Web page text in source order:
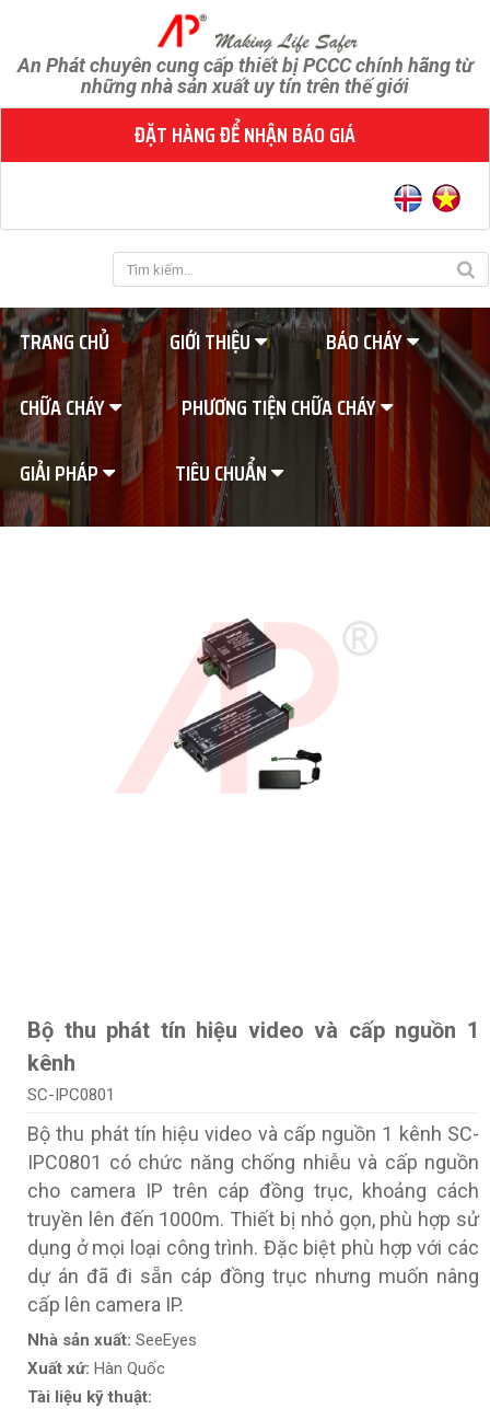
An Phát chuyên cung cấp thiết bị PCCC chính hãng từ
những nhà sản xuất uy tín trên thế giới
ĐẶT HÀNG ĐỂ NHẬN BÁO GIÁ
TRANG CHỦ GIỚI THIỆU
BÁO CHÁY
CHỮA CHÁY
PHƯƠNG TIỆN CHỮA CHÁY
GIẢI PHÁP
TIÊU CHUẨN
Bộ thu phát tín hiệu video và cấp nguồn 1
kênh
SC-IPC0801
Bộ thu phát tín hiệu video và cấp nguồn 1 kênh SC-
IPC0801 có chức năng chống nhiễu và cấp nguồn
cho camera IP trên cáp đồng trục, khoảng cách
truyền lên đến 1000m. Thiết bị nhỏ gọn, phù hợp sử
dụng ở mọi loại công trình. Đặc biệt phù hợp với các
dự án đã đi sẵn cáp đồng trục nhưng muốn nâng
cấp lên camera IP.
Nhà sản xuất: SeeEyes
Xuất xứ: Hàn Quốc
Tài liệu kỹ thuật: